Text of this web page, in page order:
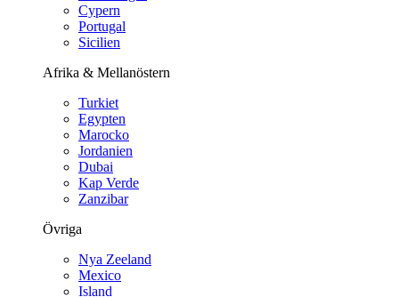
Cypern
Portugal
Sicilien
Afrika & Mellanöstern
Turkiet
Egypten
Marocko
Jordanien
Dubai
Kap Verde
Zanzibar
Övriga
Nya Zeeland
Mexico
Island